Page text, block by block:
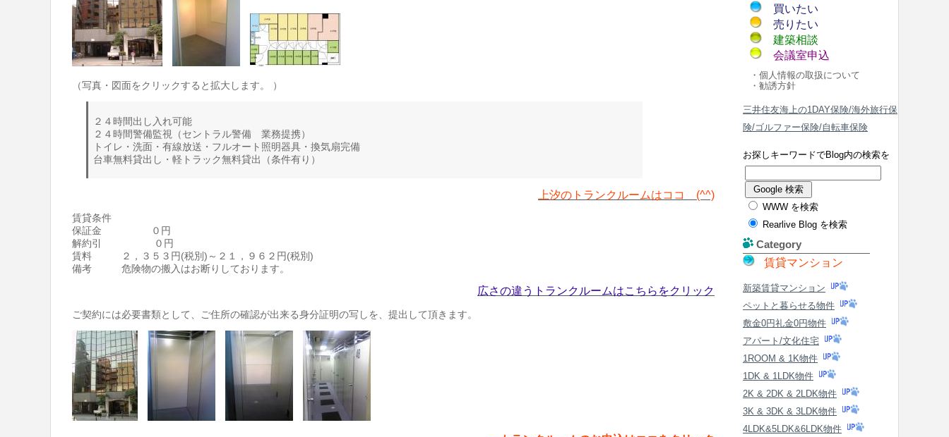
（写真・図面をクリックすると拡大します。 ）
２４時間出し入れ可能
２４時間警備監視（セントラル警備 業務提携）
トイレ・洗面・有線放送・フルオート照明器具・換気扇完備
台車無料貸出し・軽トラック無料貸出（条件有り）
上汐のトランクルームはココ (^^)
賃貸条件
保証金 ０円
解約引 ０円
賃料 ２，３５３円(税別)～２１，９６２円(税別)
備考 危険物の搬入はお断りしております。
広さの違うトランクルームはこちらをクリック
ご契約には必要書類として、ご住所の確認が出来る身分証明の写しを、提出して頂きます。
買いたい
売りたい
建築相談
会議室申込
・個人情報の取扱について
・勧誘方針
三井住友海上の1DAY保険/海外旅行保
険/ゴルファー保険/自転車保険
お探しキーワードでBlog内の検索を
WWW を検索
Rearlive Blog を検索
Category
賃貸マンション
新築賃貸マンション
ペットと暮らせる物件
敷金0円礼金0円物件
アパート/文化住宅
1ROOM & 1K物件
1DK & 1LDK物件
2K & 2DK & 2LDK物件
3K & 3DK & 3LDK物件
4LDK&5LDK&6LDK物件